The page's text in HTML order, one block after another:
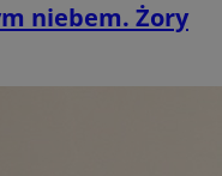
niebem. Żory